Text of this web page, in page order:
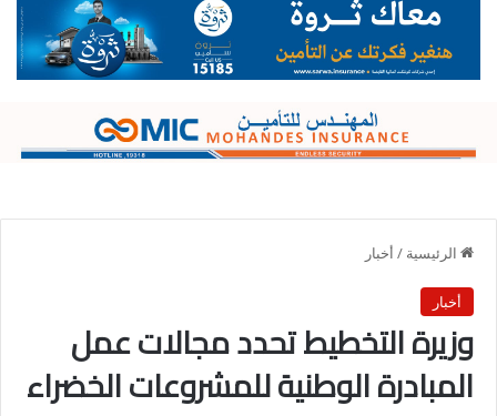
الرئيسية / أخبار
أخبار
وزيرة التخطيط تحدد مجالات عمل
المبادرة الوطنية للمشروعات الخضراء